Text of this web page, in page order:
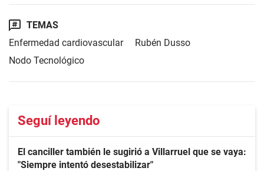
TEMAS
Enfermedad cardiovascular
Rubén Dusso
Nodo Tecnológico
Seguí leyendo
El canciller también le sugirió a Villarruel que se vaya:
"Siempre intentó desestabilizar"